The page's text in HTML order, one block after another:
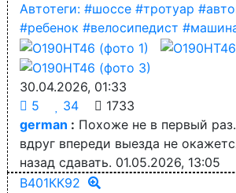
Автотеги: #шоссе #тротуар
#ребенок #велосипедист
30.04.2026, 01:33
5
34
1733
german : Похоже не в первый
вдруг впереди выезда не
назад сдавать. 01.05.2026, 13:05
В401КК92